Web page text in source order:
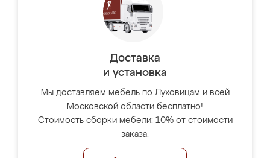
Доставка
и установка
Мы доставляем мебель по Луховицам и всей
Московской области бесплатно!
Стоимость сборки мебели: 10% от стоимости
заказа.